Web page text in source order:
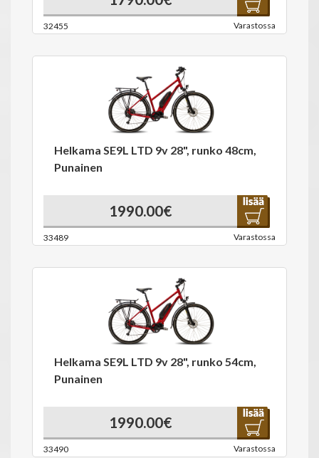
32455 Varastossa
Helkama SE9L LTD 9v 28", runko 48cm,
Punainen
1990.00€
33489 Varastossa
Helkama SE9L LTD 9v 28", runko 54cm,
Punainen
1990.00€
33490 Varastossa